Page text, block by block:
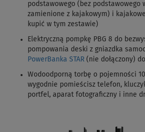
podstawowego (bez podstawowego
zamienione z kajakowym) i
kupić w tym zestawie)
Elektryczną pompkę PBG 8 do
pompowania deski z gniazdka
PowerBanka STAR (nie dołączony)
Wodoodporną torbę o pojemności
wygodnie pomieścisz telefon,
portfel, aparat fotograficzny i inne